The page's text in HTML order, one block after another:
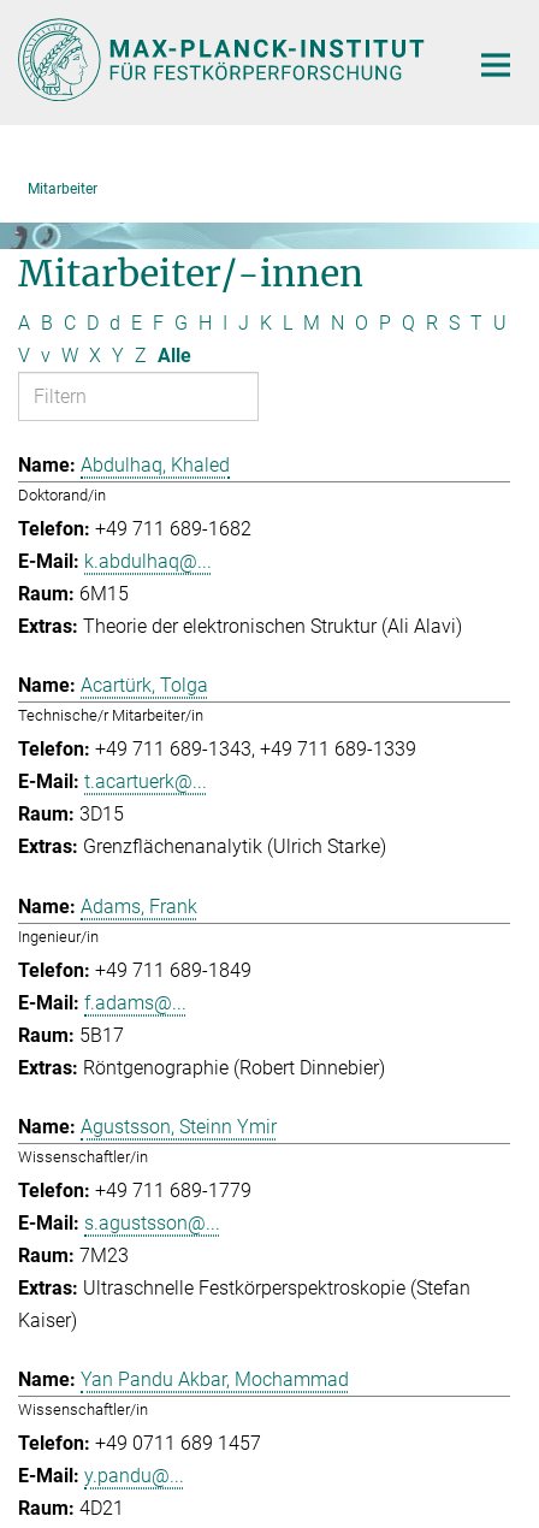
Hauptinhalt
Mitarbeiter
Mitarbeiter/-innen
A B C D d E F G H J K L M N O P Q R S T U
V v W X Y Z Alle
Abdulhaq, Khaled
Doktorand/in
+49 711 689-1682
k.abdulhaq@...
6M15
Theorie der elektronischen Struktur (Ali Alavi)
Acartürk, Tolga
Technische/r Mitarbeiter/in
+49 711 689-1343 +49 711 689-1339
t.acartuerk@...
3D15
Grenzflächenanalytik (Ulrich Starke)
Adams, Frank
Ingenieur/in
+49 711 689-1849
f.adams@...
5B17
Röntgenographie (Robert Dinnebier)
Agustsson, Steinn Ymir
Wissenschaftler/in
+49 711 689-1779
s.agustsson@...
7M23
Ultraschnelle Festkörperspektroskopie (Stefan
Kaiser)
Yan Pandu Akbar, Mochammad
Wissenschaftler/in
+49 0711 689 1457
y.pandu@...
4D21